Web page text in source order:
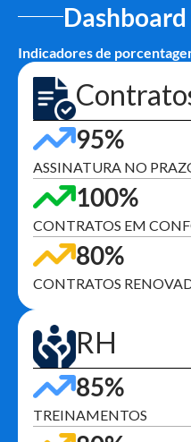
Indicadores de
95%
ASSINATURA NO
100%
CONTRATOS EM
80%
CONTRATOS
RH
85%
TREINAMENTOS